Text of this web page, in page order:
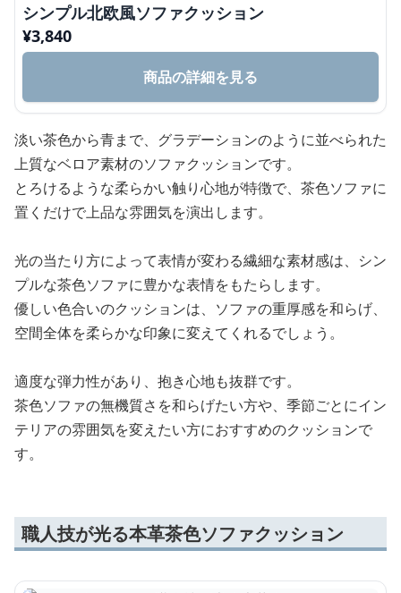
シンプル北欧風ソファクッション
¥3,840
商品の詳細を見る
淡い茶色から青まで、グラデーションのように並べられた
上質なベロア素材のソファクッションです。
とろけるような柔らかい触り心地が特徴で、茶色ソファに
置くだけで上品な雰囲気を演出します。
光の当たり方によって表情が変わる繊細な素材感は、シン
プルな茶色ソファに豊かな表情をもたらします。
優しい色合いのクッションは、ソファの重厚感を和らげ、
空間全体を柔らかな印象に変えてくれるでしょう。
適度な弾力性があり、抱き心地も抜群です。
茶色ソファの無機質さを和らげたい方や、季節ごとにイン
テリアの雰囲気を変えたい方におすすめのクッションで
す。
職人技が光る本革茶色ソファクッション